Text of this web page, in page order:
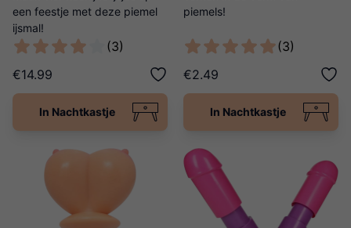
een feestje met deze piemel
ijsmal!
(3)
€14.99
In Nachtkastje
piemels!
(3)
€2.49
In Nachtkastje